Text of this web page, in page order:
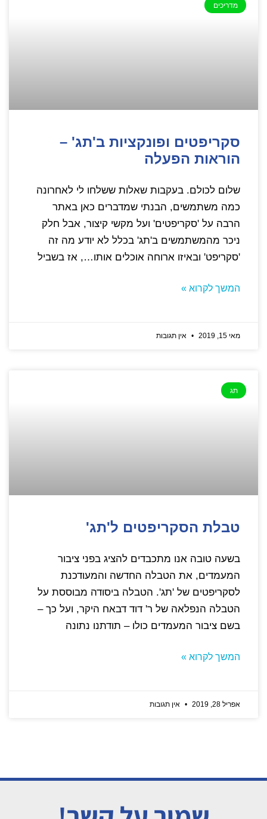
מדריכים
סקריפטים ופונקציות ב'תג' –
הוראות הפעלה
שלום לכולם. בעקבות שאלות ששלחו לי לאחרונה
כמה משתמשים, הבנתי שמדברים כאן באתר
הרבה על 'סקריפטים' ועל מקשי קיצור, אבל חלק
ניכר מהמשתמשים ב'תג' בכלל לא יודע מה זה
'סקריפט' ובאיזו ארוחה אוכלים אותו…, אז בשביל
המשך לקרוא »
מאי 15, 2019 אין תגובות
תג
טבלת הסקריפטים ל'תג'
בשעה טובה אנו מתכבדים להציג בפני ציבור
המעמדים, את הטבלה החדשה והמעודכנת
לסקריפטים של 'תג'. הטבלה ביסודה מבוססת על
הטבלה הנפלאה של ר' דוד דבאח היקר, ועל כך –
בשם ציבור המעמדים כולו – תודתנו נתונה
המשך לקרוא »
אפריל 28, 2019 אין תגובות